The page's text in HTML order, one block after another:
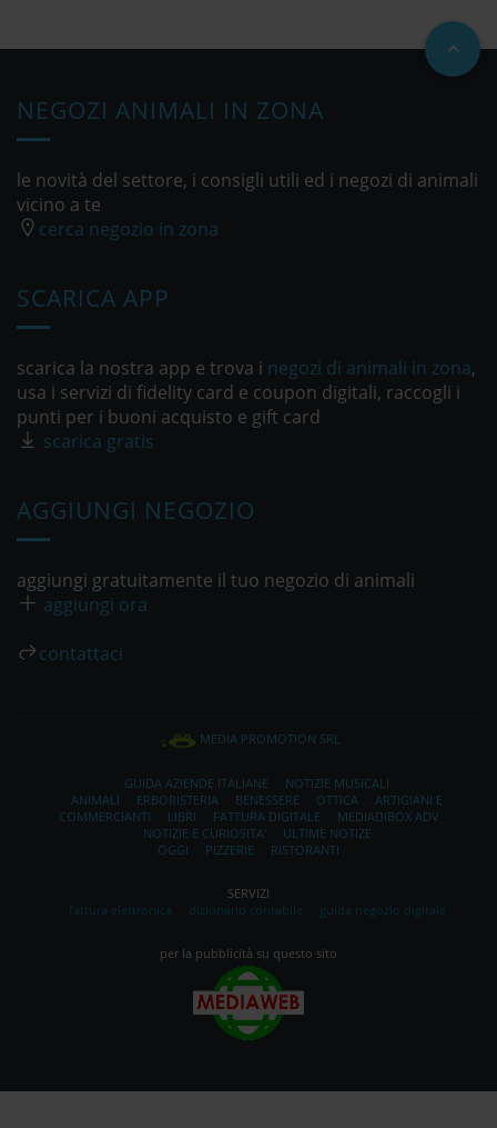
NEGOZI ANIMALI IN ZONA
le novità del settore, i consigli utili ed i negozi di animali
vicino a te
cerca negozio in zona
SCARICA APP
scarica la nostra app e trova i negozi di animali in zona,
usa i servizi di fidelity card e coupon digitali, raccogli i
punti per i buoni acquisto e gift card
scarica gratis
AGGIUNGI NEGOZIO
aggiungi gratuitamente il tuo negozio di animali
aggiungi ora
contattaci
MEDIA PROMOTION SRL
GUIDA AZIENDE ITALIANE
NOTIZIE MUSICALI
ANIMALI
ERBORISTERIA BENESSERE OTTICA
ARTIGIANI E
COMMERCIANTI
LIBRI FATTURA DIGITALE
MEDIADIBOX ADV
NOTIZIE E CURIOSITA'
ULTIME NOTIZE
OGGI
PIZZERIE RISTORANTI
SERVIZI
fattura elettronica
dizionario contabile guida negozio digitale
per la pubblicità su questo sito